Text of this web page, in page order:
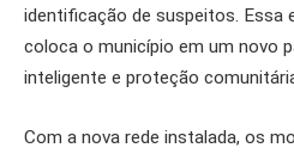
identificação de suspeitos. Essa
coloca o município em um novo
inteligente e proteção
Com a nova rede instalada, os